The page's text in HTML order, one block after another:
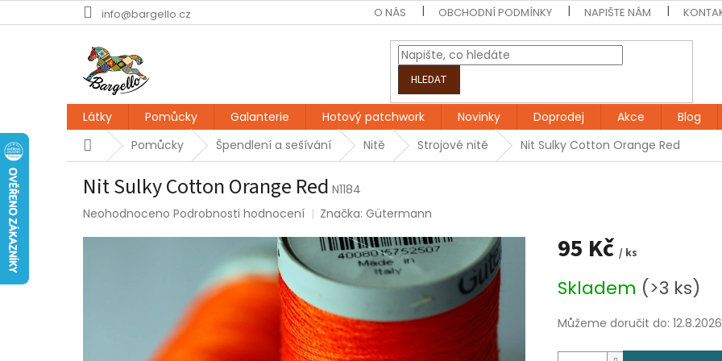
na
info@bargello.cz O NÁS OBCHODNÍ PODMÍNKY NAPIŠTE NÁM
HLEDAT
Látky Pomůcky Galanterie Hotový patchwork Novinky Doprodej Akce Blog
DomůPomůcky Špendlení a sešívání Nitě Strojové nitě Nit Sulky Cotton Orange Red
Nit Sulky Cotton Orange Red N1184
Průměrné
Neohodnoceno Podrobnosti hodnocení Značka:Gütermann
95 Kč / ks
cena:
Skladem (>3 ks)
Můžeme doručit do: 12.8.2026